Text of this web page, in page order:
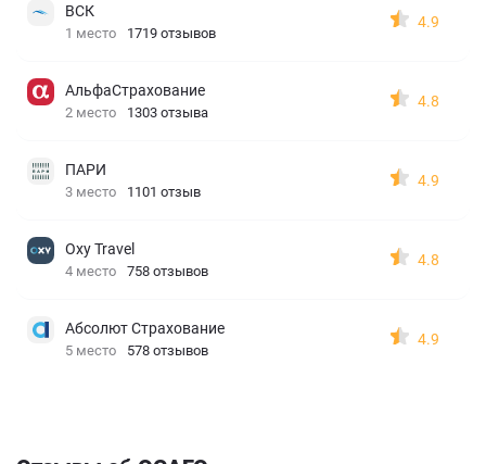
ВСК
1 место 1719 отзывов
4.9
АльфаСтрахование
2 место 1303 отзыва
4.8
ПАРИ
3 место 1101 отзыв
4.9
Oxy Travel
4 место 758 отзывов
4.8
Абсолют Страхование
5 место 578 отзывов
4.9